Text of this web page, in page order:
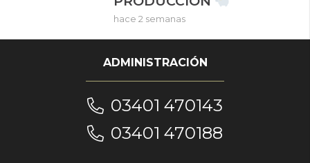
hace 2 semanas
ADMINISTRACIÓN
03401 470143
03401 470188